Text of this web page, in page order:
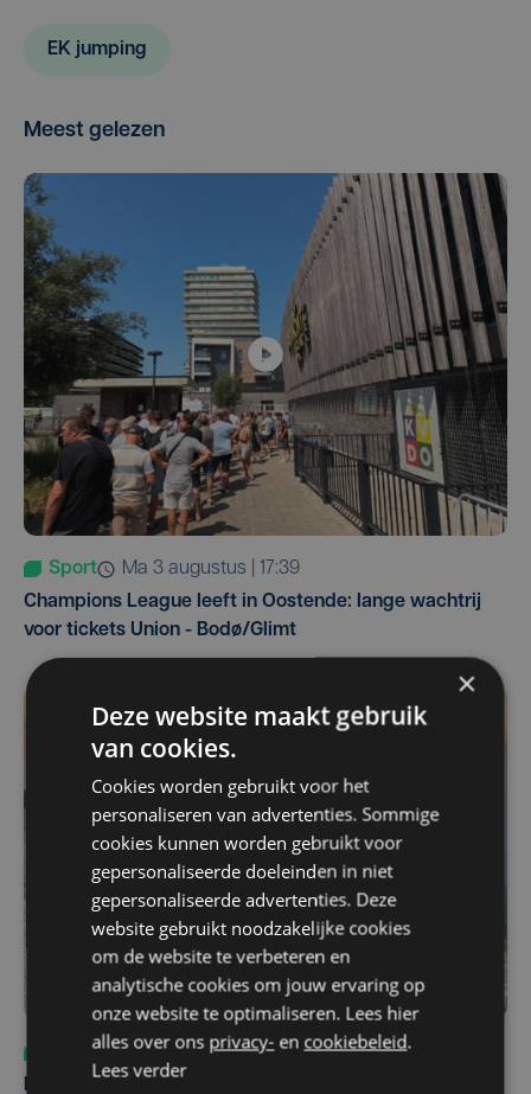
EK jumping
Meest gelezen
Sport
ma 3 augustus | 17:39
Champions League leeft in Oostende: lange wachtrij
voor tickets Union - Bodø/Glimt
Sport
do 6 augustus | 10:49
×
Deze website maakt gebruik
van cookies.
Cookies worden gebruikt voor het
personaliseren van advertenties. Sommige
cookies kunnen worden gebruikt voor
gepersonaliseerde doeleinden in niet
gepersonaliseerde advertenties. Deze
website gebruikt noodzakelijke cookies
om de website te verbeteren en
analytische cookies om jouw ervaring op
onze website te optimaliseren. Lees hier
alles over ons privacy- en cookiebeleid.
Lees verder